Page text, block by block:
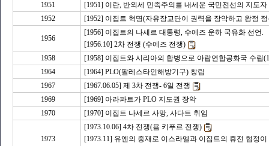
1951
[1951] 이란, 반외세 민족주의를 내세운 국민전선의 지도
1952
[1952] 이집트 혁명(자유장교단이 권력을 장악하고 왕정
1956
[1956] 이집트의 나세르 대통령, 수에즈 운하 국유화 선언.
[1956.10] 2차 전쟁 (수에즈 전쟁)
1958
[1958] 이집트와 시리아의 합병으로 아랍연합공화국 수립
1964
[1964] PLO(팔레스타인해방기구) 창립
1967
[1967.06.05] 제 3차 전쟁- 6일 전쟁
1969
[1969] 아라파트가 PLO 지도권 장악
1970
[1970] 이집트 나세르 사망, 사다트 취임
1973
[1973.10.06] 4차 전쟁(욤 키푸르 전쟁)
[1973.11] 유엔의 중재로 이스라엘과 이집트의 휴전 협정이